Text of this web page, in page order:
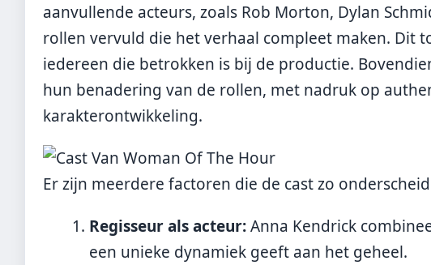
aanvullende acteurs, zoals Rob Morton, Dylan
rollen vervuld die het verhaal compleet maken. Dit
iedereen die betrokken is bij de productie.
hun benadering van de rollen, met nadruk op
karakterontwikkeling.
Er zijn meerdere factoren die de cast zo
Regisseur als acteur:Anna Kendrick
een unieke dynamiek geeft aan het geheel.